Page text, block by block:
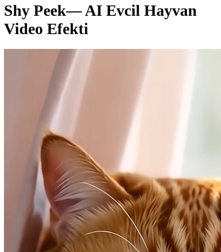
Shy Peek— AI Evcil Hayvan
Video Efekti